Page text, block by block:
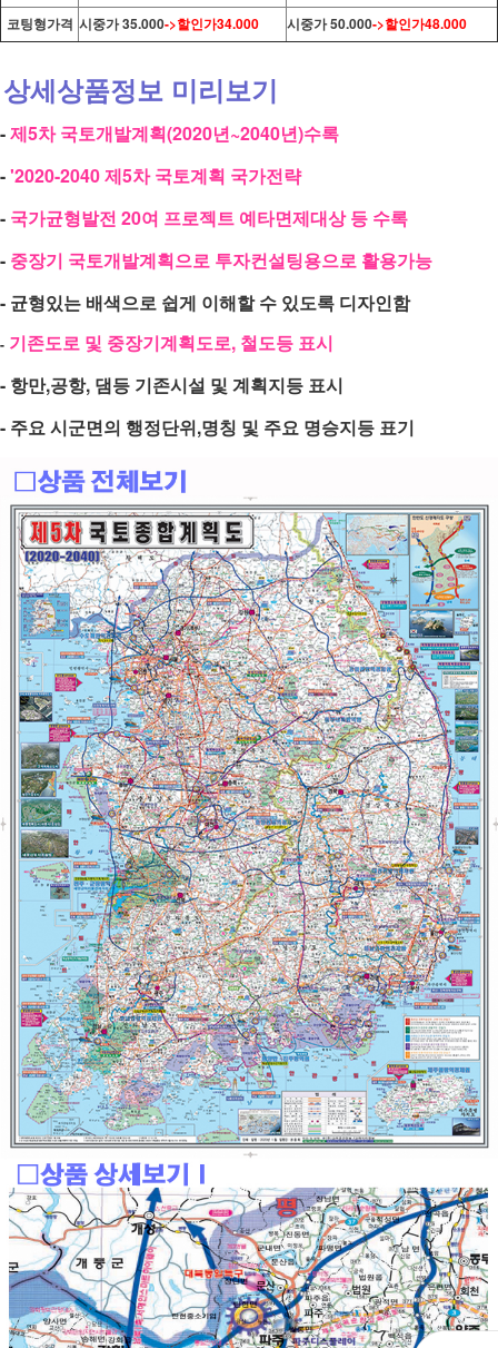
코팅형가격 시중가 35.000->할인가34.000 시중가 50.000->할인가48.000
상세상품정보 미리보기
-제5차 국토개발계획(2020년~2040년)수록
-'2020-2040 제5차 국토계획 국가전략
- 국가균형발전 20여 프로젝트 예타면제대상 등 수록
- 중장기 국토개발계획으로 투자컨설팅용으로 활용가능
- 균형있는 배색으로 쉽게 이해할 수 있도록 디자인함
- 기존도로 및 중장기계획도로, 철도등 표시
- 항만,공항, 댐등 기존시설 및 계획지등 표시
- 주요 시군면의 행정단위,명칭 및 주요 명승지등 표기